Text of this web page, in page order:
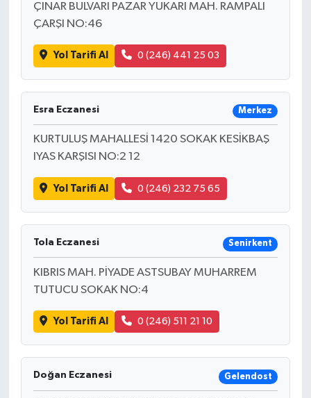
ÇINAR BULVARI PAZAR YUKARI MAH. RAMPALI
ÇARŞI NO:46
Yol Tarifi Al 0 (246) 441 25 03
Esra Eczanesi Merkez
KURTULUŞ MAHALLESİ 1420 SOKAK KESİKBAŞ
IYAS KARŞISI NO:2 12
Yol Tarifi Al 0 (246) 232 75 65
Tola Eczanesi Senirkent
KIBRIS MAH. PİYADE ASTSUBAY MUHARREM
TUTUCU SOKAK NO:4
Yol Tarifi Al 0 (246) 511 21 10
Doğan Eczanesi Gelendost